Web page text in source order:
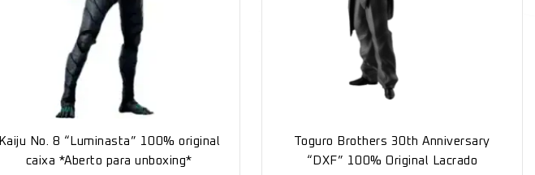
Kaiju No. 8 “Luminasta” 100% original
caixa *Aberto para unboxing*
Toguro Brothers 30th Anniversary
“DXF” 100% Original Lacrado